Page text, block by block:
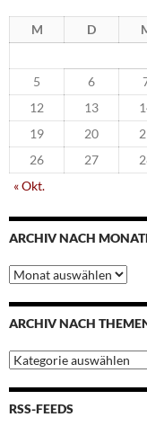
M D
5
6
12
13
19
20
26
27
« Okt.
ARCHIV NACH
Archiv
nach
Monaten
ARCHIV NACH
Archiv
nach
Themen
RSS-FEEDS